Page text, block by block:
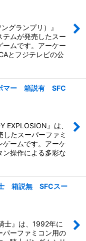
グランプリ）』
ムが発売したスー
ムです。アーケー
とフジテレビの公
ボマー 箱説有 SFC
EXPLOSION』は、
たスーパーファミ
ゲームです。アーケ
ン操作による多彩な
士 箱説無 SFCスー
士』は、1992年に
パーファミコン用の